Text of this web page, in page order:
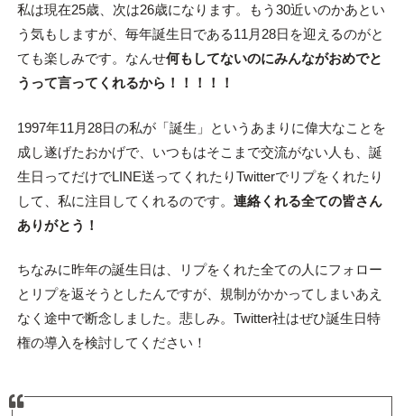
私は現在25歳、次は26歳になります。もう30近いのかあとい
う気もしますが、毎年誕生日である11月28日を迎えるのがと
ても楽しみです。なんせ何もしてないのにみんながおめでと
うって言ってくれるから！！！！！
1997年11月28日の私が「誕生」というあまりに偉大なことを
成し遂げたおかげで、いつもはそこまで交流がない人も、誕
生日ってだけでLINE送ってくれたりTwitterでリプをくれたり
して、私に注目してくれるのです。 連絡くれる全ての皆さん
ありがとう！
ちなみに昨年の誕生日は、リプをくれた全ての人にフォロー
とリプを返そうとしたんですが、規制がかかってしまいあえ
なく途中で断念しました。悲しみ。Twitter社はぜひ誕生日特
権の導入を検討してください！